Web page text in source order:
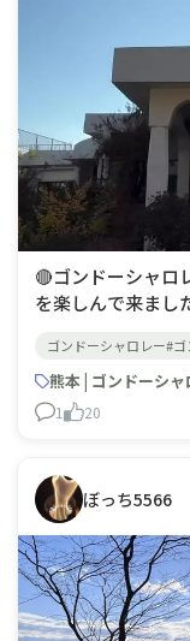
🔴ゴンドーシャロ
を楽しんで来ま
ャンプが楽しめ
寝袋が必需品です
よく利用していま
ゴンドーシャロレー#
熊本 | ゴンドーシ
1 20
ぼっち5566